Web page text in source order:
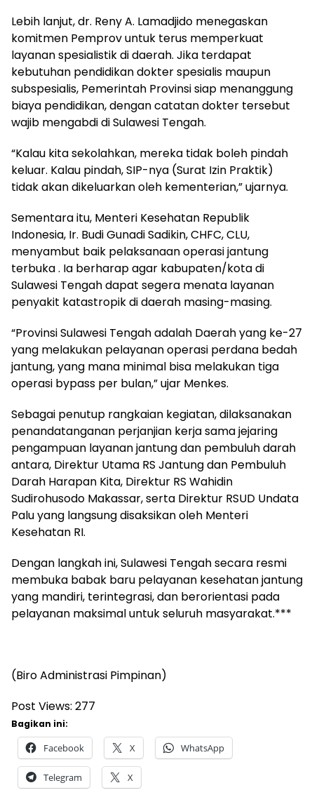
Lebih lanjut, dr. Reny A. Lamadjido menegaskan
komitmen Pemprov untuk terus memperkuat
layanan spesialistik di daerah. Jika terdapat
kebutuhan pendidikan dokter spesialis maupun
subspesialis, Pemerintah Provinsi siap menanggung
biaya pendidikan, dengan catatan dokter tersebut
wajib mengabdi di Sulawesi Tengah.
“Kalau kita sekolahkan, mereka tidak boleh pindah
keluar. Kalau pindah, SIP-nya (Surat Izin Praktik)
tidak akan dikeluarkan oleh kementerian,” ujarnya.
Sementara itu, Menteri Kesehatan Republik
Indonesia, Ir. Budi Gunadi Sadikin, CHFC, CLU,
menyambut baik pelaksanaan operasi jantung
terbuka . Ia berharap agar kabupaten/kota di
Sulawesi Tengah dapat segera menata layanan
penyakit katastropik di daerah masing-masing.
“Provinsi Sulawesi Tengah adalah Daerah yang ke-27
yang melakukan pelayanan operasi perdana bedah
jantung, yang mana minimal bisa melakukan tiga
operasi bypass per bulan,” ujar Menkes.
Sebagai penutup rangkaian kegiatan, dilaksanakan
penandatanganan perjanjian kerja sama jejaring
pengampuan layanan jantung dan pembuluh darah
antara, Direktur Utama RS Jantung dan Pembuluh
Darah Harapan Kita, Direktur RS Wahidin
Sudirohusodo Makassar, serta Direktur RSUD Undata
Palu yang langsung disaksikan oleh Menteri
Kesehatan RI.
Dengan langkah ini, Sulawesi Tengah secara resmi
membuka babak baru pelayanan kesehatan jantung
yang mandiri, terintegrasi, dan berorientasi pada
pelayanan maksimal untuk seluruh masyarakat.***
(Biro Administrasi Pimpinan)
Post Views: 277
Bagikan ini:
Facebook X WhatsApp
Telegram X